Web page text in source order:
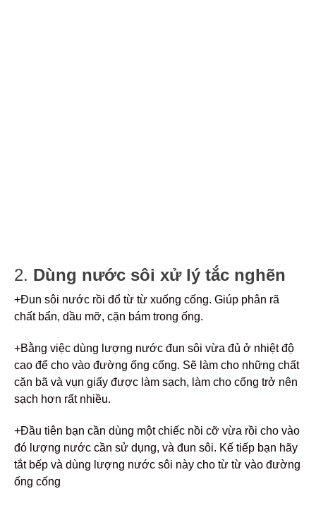
2. Dùng nước sôi xử lý tắc nghẽn
+Đun sôi nước rồi đổ từ từ xuống cống. Giúp phân rã
chất bẩn, dầu mỡ, cặn bám trong ống.
+Bằng việc dùng lượng nước đun sôi vừa đủ ở nhiệt độ
cao để cho vào đường ống cống. Sẽ làm cho những chất
cặn bã và vụn giấy được làm sạch, làm cho cống trở nên
sạch hơn rất nhiều.
+Đầu tiên bạn cần dùng một chiếc nồi cỡ vừa rồi cho vào
đó lượng nước cần sử dụng, và đun sôi. Kế tiếp bạn hãy
tắt bếp và dùng lượng nước sôi này cho từ từ vào đường
ống cống